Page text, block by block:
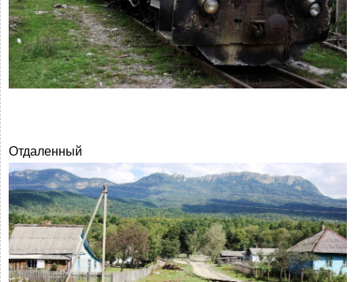
Отдаленный